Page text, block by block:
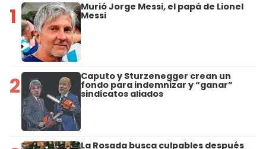
1 Murió Jorge Messi, el papá de Lionel
Messi
2 Caputo y Sturzenegger crean un
fondo para indemnizar y “ganar”
sindicatos aliados
La Rosada busca culpables después